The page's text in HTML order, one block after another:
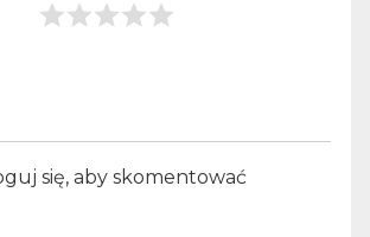
się, aby skomentować